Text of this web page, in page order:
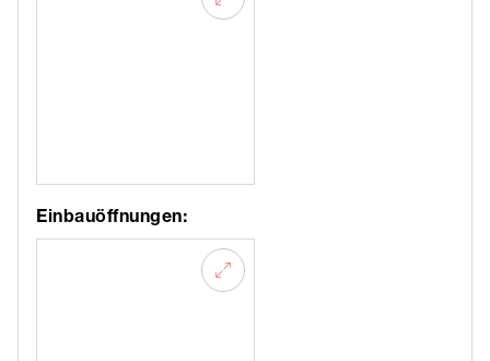
Einbauöffnungen: